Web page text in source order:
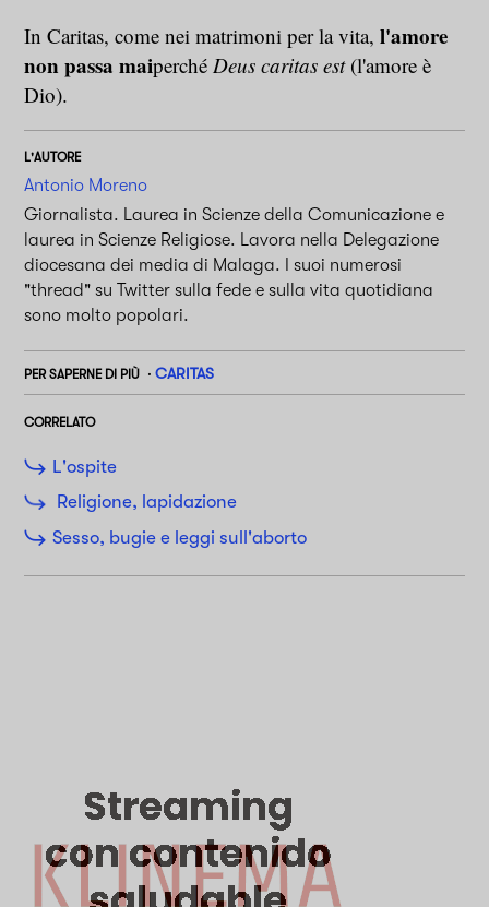
In Caritas, come nei matrimoni per la vita,l'amore
non passa maiperché Deus caritas est(l'amore è
Dio).
L'AUTORE
Antonio Moreno
Giornalista. Laurea in Scienze della Comunicazione e
laurea in Scienze Religiose. Lavora nella Delegazione
diocesana dei media di Malaga. I suoi numerosi
"thread" su Twitter sulla fede e sulla vita quotidiana
sono molto popolari.
PER SAPERNE DI PIÙ CARITAS
CORRELATO
L'ospite
Religione, lapidazione
Sesso, bugie e leggi sull'aborto